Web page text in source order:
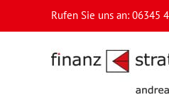
Rufen Sie uns an: 06345